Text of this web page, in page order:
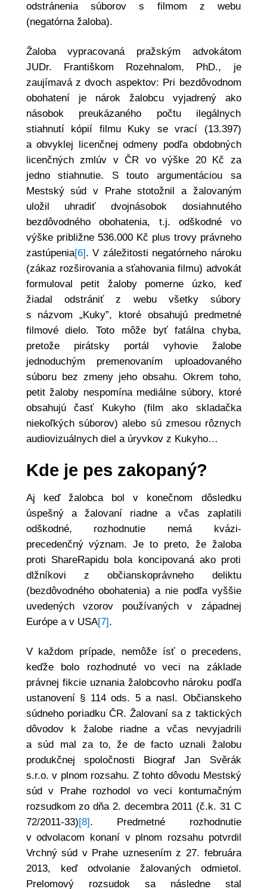
odstránenia súborov s filmom z webu
(negatórna žaloba).
Žaloba vypracovaná pražským advokátom
JUDr. Františkom Rozehnalom, PhD., je
zaujímavá z dvoch aspektov: Pri bezdôvodnom
obohatení je nárok žalobcu vyjadrený ako
násobok preukázaného počtu ilegálnych
stiahnutí kópií filmu Kuky se vrací (13.397)
a obvyklej licenčnej odmeny podľa obdobných
licenčných zmlúv v ČR vo výške 20 Kč za
jedno stiahnutie. S touto argumentáciou sa
Mestský súd v Prahe stotožnil a žalovaným
uložil uhradiť dvojnásobok dosiahnutého
bezdôvodného obohatenia, t.j. odškodné vo
výške približne 536.000 Kč plus trovy právneho
zastúpenia[6]. V záležitosti negatórneho nároku
(zákaz rozširovania a sťahovania filmu) advokát
formuloval petit žaloby pomerne úzko, keď
žiadal odstrániť z webu všetky súbory
s názvom „Kuky”, ktoré obsahujú predmetné
filmové dielo. Toto môže byť fatálna chyba,
pretože pirátsky portál vyhovie žalobe
jednoduchým premenovaním uploadovaného
súboru bez zmeny jeho obsahu. Okrem toho,
petit žaloby nespomína mediálne súbory, ktoré
obsahujú časť Kukyho (film ako skladačka
niekoľkých súborov) alebo sú zmesou rôznych
audiovizuálnych diel a úryvkov z Kukyho…
Kde je pes zakopaný?
Aj keď žalobca bol v konečnom dôsledku
úspešný a žalovaní riadne a včas zaplatili
odškodné, rozhodnutie nemá kvázi-
precedenčný význam. Je to preto, že žaloba
proti ShareRapidu bola koncipovaná ako proti
dlžníkovi z občianskoprávneho deliktu
(bezdôvodného obohatenia) a nie podľa vyššie
uvedených vzorov používaných v západnej
Európe a v USA[7].
V každom prípade, nemôže ísť o precedens,
keďže bolo rozhodnuté vo veci na základe
právnej fikcie uznania žalobcovho nároku podľa
ustanovení § 114 ods. 5 a nasl. Občianskeho
súdneho poriadku ČR. Žalovaní sa z taktických
dôvodov k žalobe riadne a včas nevyjadrili
a súd mal za to, že de facto uznali žalobu
produkčnej spoločnosti Biograf Jan Svěrák
s.r.o. v plnom rozsahu. Z tohto dôvodu Mestský
súd v Prahe rozhodol vo veci kontumačným
rozsudkom zo dňa 2. decembra 2011 (č.k. 31 C
72/2011-33)[8]. Predmetné rozhodnutie
v odvolacom konaní v plnom rozsahu potvrdil
Vrchný súd v Prahe uznesením z 27. februára
2013, keď odvolanie žalovaných odmietol.
Prelomový rozsudok sa následne stal